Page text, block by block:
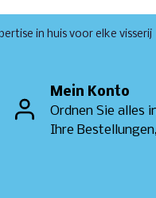
in huis voor elke visserij
Mein Konto
Ordnen Sie alles
Ihre